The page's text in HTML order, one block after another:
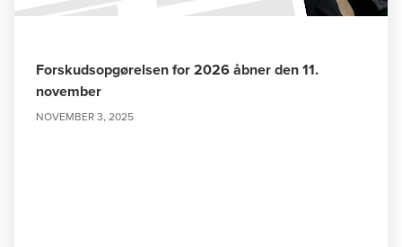
Forskudsopgørelsen for 2026 åbner den 11.
november
NOVEMBER 3, 2025